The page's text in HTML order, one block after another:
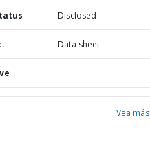
Disclosed
Data sheet
Vea más